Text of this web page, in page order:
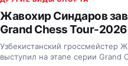
Жавохир Синдаров
Grand Chess Tour-
Узбекистанский гроссмейстер
выступил на этапе серии Grand